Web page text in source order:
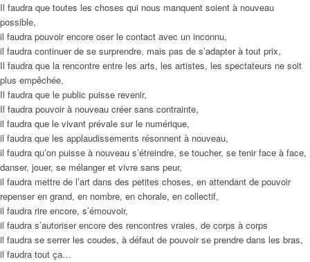
Il faudra que toutes les choses qui nous manquent soient à nouveau
possible,
il faudra pouvoir encore oser le contact avec un inconnu,
il faudra continuer de se surprendre, mais pas de s’adapter à tout prix,
Il faudra que la rencontre entre les arts, les artistes, les spectateurs ne soit
plus empêchée,
Il faudra que le public puisse revenir,
Il faudra pouvoir à nouveau créer sans contrainte,
il faudra que le vivant prévale sur le numérique,
il faudra que les applaudissements résonnent à nouveau,
il faudra qu’on puisse à nouveau s’étreindre, se toucher, se tenir face à face,
danser, jouer, se mélanger et vivre sans peur,
il faudra mettre de l’art dans des petites choses, en attendant de pouvoir
repenser en grand, en nombre, en chorale, en collectif,
il faudra rire encore, s’émouvoir,
il faudra s’autoriser encore des rencontres vraies, de corps à corps
il faudra se serrer les coudes, à défaut de pouvoir se prendre dans les bras,
il faudra tout ça…